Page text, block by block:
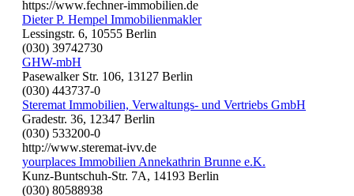
https://www.fechner-immobilien.de
Dieter P. Hempel Immobilienmakler
Lessingstr. 6, 10555 Berlin
(030) 39742730
GHW-mbH
Pasewalker Str. 106, 13127 Berlin
(030) 443737-0
Steremat Immobilien, Verwaltungs- und Vertriebs GmbH
Gradestr. 36, 12347 Berlin
(030) 533200-0
http://www.steremat-ivv.de
yourplaces Immobilien Annekathrin Brunne e.K.
Kunz-Buntschuh-Str. 7A, 14193 Berlin
(030) 80588938